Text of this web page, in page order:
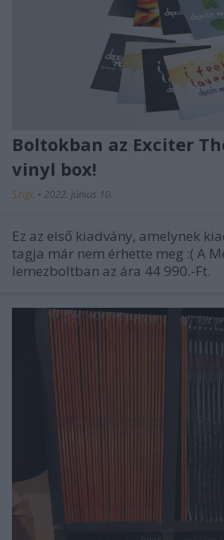
Boltokban az Exciter
vinyl box!
Szigi. • 2022. június 10.
Ez az első kiadvány, amelynek
tagja már nem érhette meg :( A
lemezboltban az ára 44 990.-Ft.